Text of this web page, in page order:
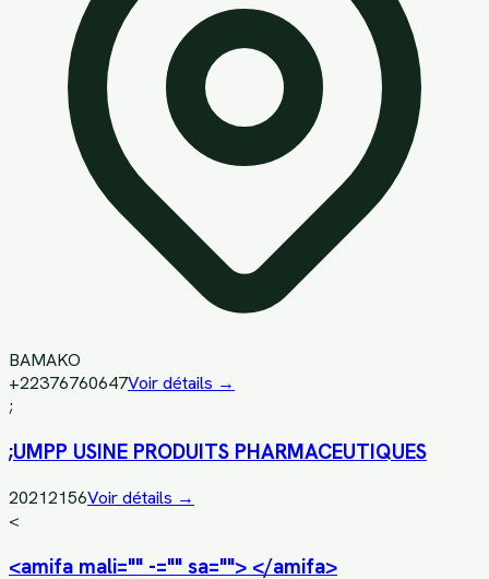
BAMAKO
+22376760647Voir détails →
;
;UMPP USINE PRODUITS PHARMACEUTIQUES
20212156Voir détails →
<
<amifa mali="" -="" sa=""> </amifa>